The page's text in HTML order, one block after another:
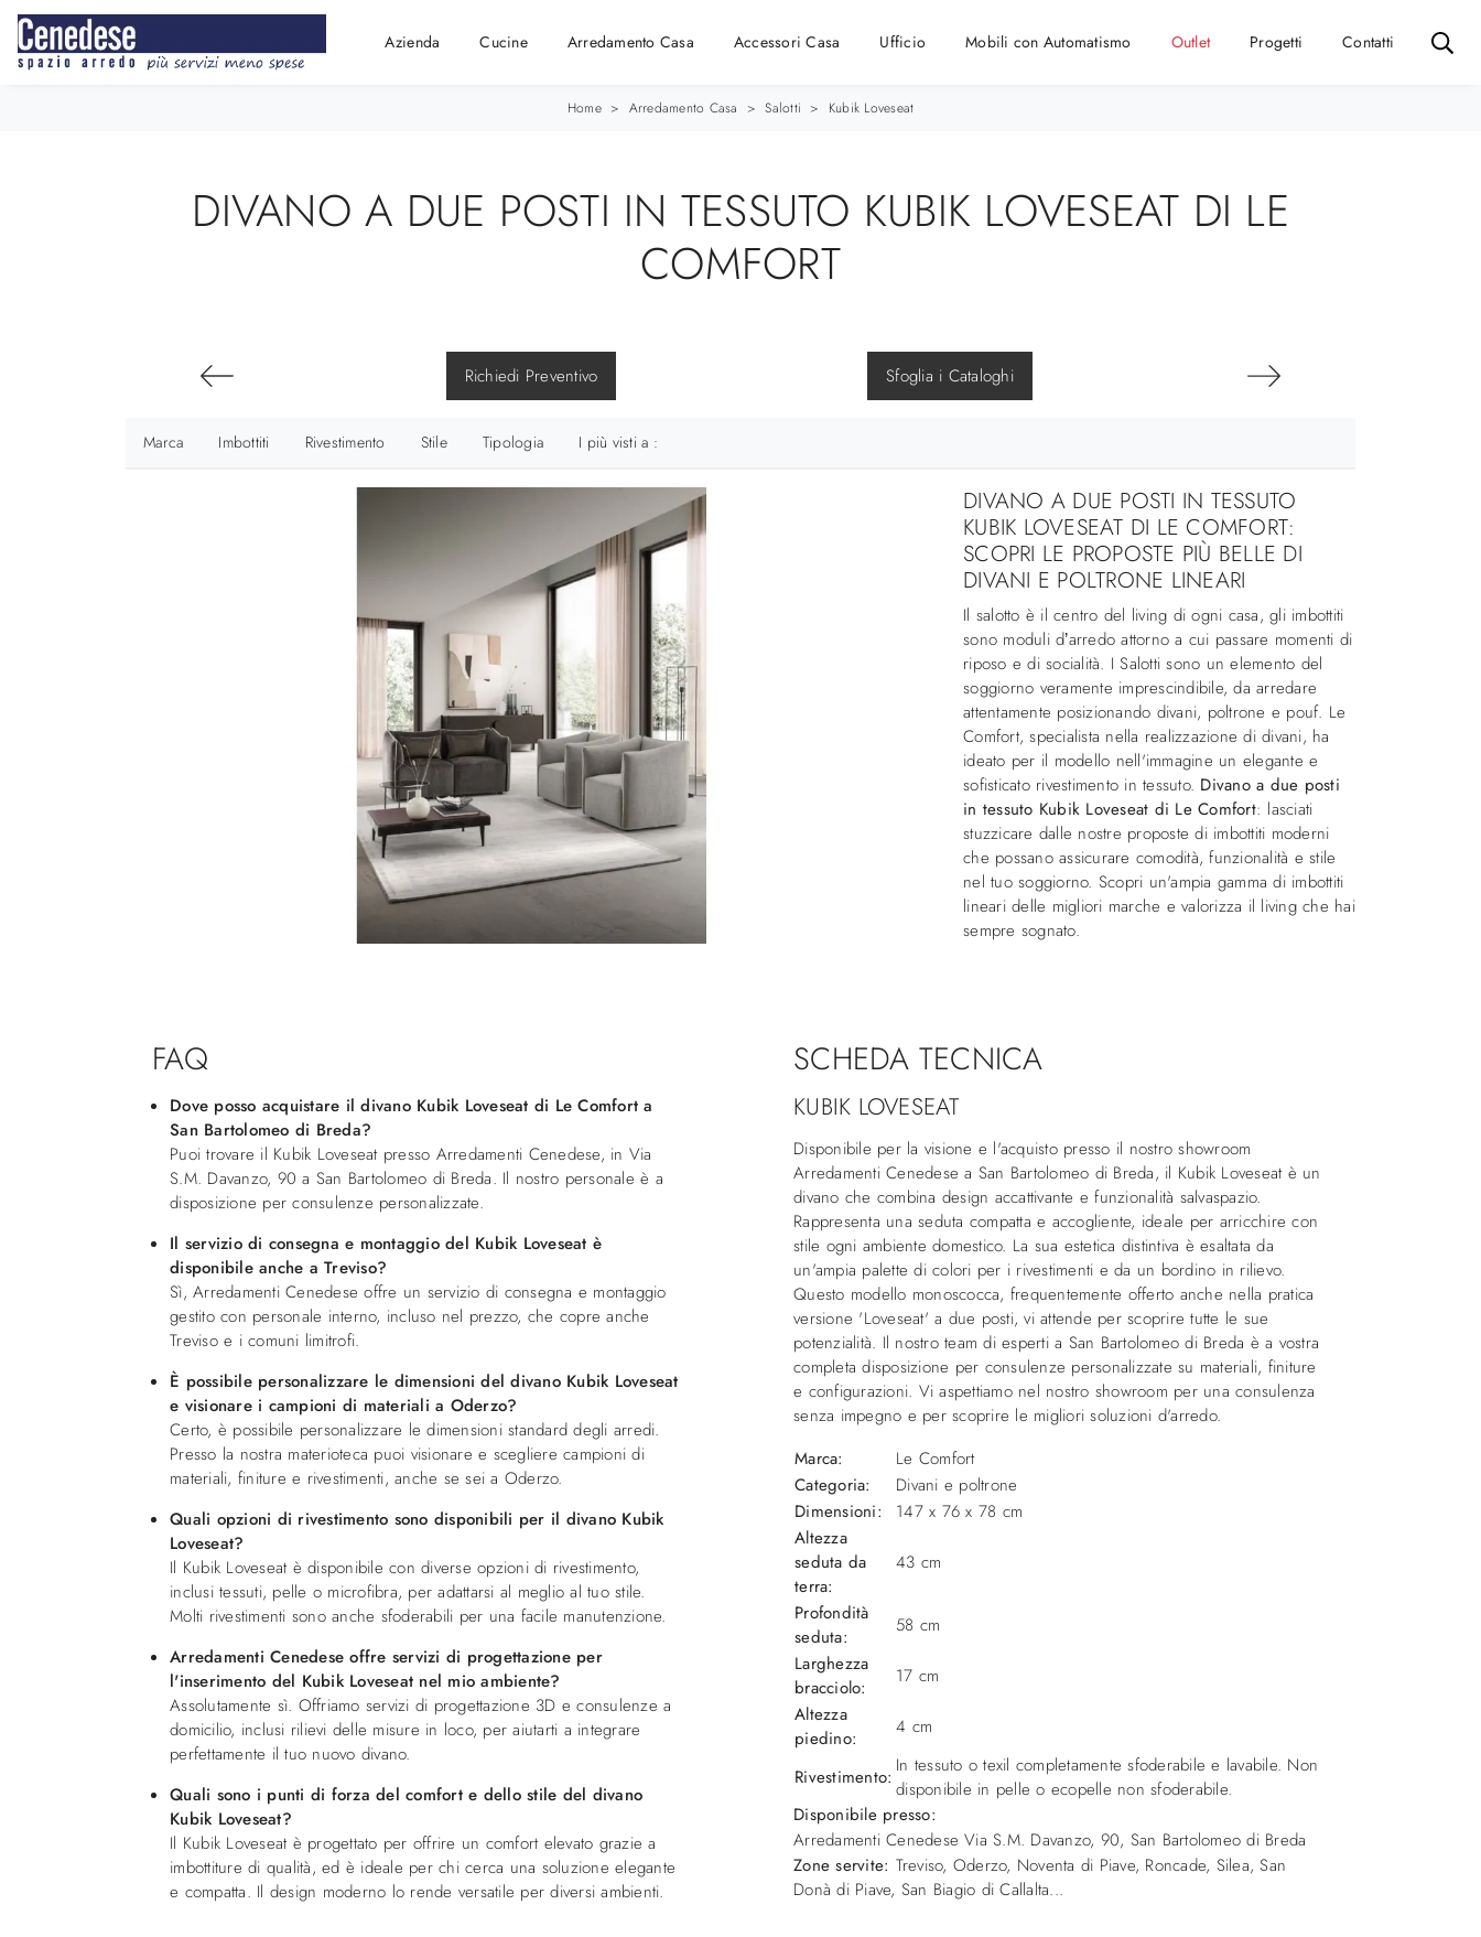
Azienda Cucine Arredamento Casa Accessori Casa Ufficio Mobili con Automatismo Outlet Progetti Contatti
Home > Arredamento Casa > Salotti > Kubik Loveseat
DIVANO A DUE POSTI IN TESSUTO KUBIK LOVESEAT DI LE
COMFORT
Richiedi Preventivo Sfoglia i Cataloghi
Marca Imbottiti Rivestimento Stile Tipologia I più visti a :
DIVANO A DUE POSTI IN TESSUTO
KUBIK LOVESEAT DI LE COMFORT:
SCOPRI LE PROPOSTE PIÙ BELLE DI
DIVANI E POLTRONE LINEARI
Il salotto è il centro del living di ogni casa, gli imbottiti
sono moduli d’arredo attorno a cui passare momenti di
riposo e di socialità. I Salotti sono un elemento del
soggiorno veramente imprescindibile, da arredare
attentamente posizionando divani, poltrone e pouf. Le
Comfort, specialista nella realizzazione di divani, ha
ideato per il modello nell'immagine un elegante e
sofisticato rivestimento in tessuto. Divano a due posti
in tessuto Kubik Loveseat di Le Comfort: lasciati
stuzzicare dalle nostre proposte di imbottiti moderni
che possano assicurare comodità, funzionalità e stile
nel tuo soggiorno. Scopri un'ampia gamma di imbottiti
lineari delle migliori marche e valorizza il living che hai
sempre sognato.
FAQ
Dove posso acquistare il divano Kubik Loveseat di Le Comfort a
San Bartolomeo di Breda?
Puoi trovare il Kubik Loveseat presso Arredamenti Cenedese, in Via
S.M. Davanzo, 90 a San Bartolomeo di Breda. Il nostro personale è a
disposizione per consulenze personalizzate.
Il servizio di consegna e montaggio del Kubik Loveseat è
disponibile anche a Treviso?
Sì, Arredamenti Cenedese offre un servizio di consegna e montaggio
gestito con personale interno, incluso nel prezzo, che copre anche
Treviso e i comuni limitrofi.
È possibile personalizzare le dimensioni del divano Kubik Loveseat
e visionare i campioni di materiali a Oderzo?
Certo, è possibile personalizzare le dimensioni standard degli arredi.
Presso la nostra materioteca puoi visionare e scegliere campioni di
materiali, finiture e rivestimenti, anche se sei a Oderzo.
Quali opzioni di rivestimento sono disponibili per il divano Kubik
Loveseat?
Il Kubik Loveseat è disponibile con diverse opzioni di rivestimento,
inclusi tessuti, pelle o microfibra, per adattarsi al meglio al tuo stile.
Molti rivestimenti sono anche sfoderabili per una facile manutenzione.
Arredamenti Cenedese offre servizi di progettazione per
l'inserimento del Kubik Loveseat nel mio ambiente?
Assolutamente sì. Offriamo servizi di progettazione 3D e consulenze a
domicilio, inclusi rilievi delle misure in loco, per aiutarti a integrare
perfettamente il tuo nuovo divano.
Quali sono i punti di forza del comfort e dello stile del divano
Kubik Loveseat?
Il Kubik Loveseat è progettato per offrire un comfort elevato grazie a
imbottiture di qualità, ed è ideale per chi cerca una soluzione elegante
e compatta. Il design moderno lo rende versatile per diversi ambienti.
SCHEDA TECNICA
KUBIK LOVESEAT
Disponibile per la visione e l'acquisto presso il nostro showroom
Arredamenti Cenedese a San Bartolomeo di Breda, il Kubik Loveseat è un
divano che combina design accattivante e funzionalità salvaspazio.
Rappresenta una seduta compatta e accogliente, ideale per arricchire con
stile ogni ambiente domestico. La sua estetica distintiva è esaltata da
un'ampia palette di colori per i rivestimenti e da un bordino in rilievo.
Questo modello monoscocca, frequentemente offerto anche nella pratica
versione 'Loveseat' a due posti, vi attende per scoprire tutte le sue
potenzialità. Il nostro team di esperti a San Bartolomeo di Breda è a vostra
completa disposizione per consulenze personalizzate su materiali, finiture
e configurazioni. Vi aspettiamo nel nostro showroom per una consulenza
senza impegno e per scoprire le migliori soluzioni d'arredo.
Marca:
Le Comfort
Categoria:
Divani e poltrone
Dimensioni:
147 x 76 x 78 cm
Altezza
seduta da
terra:
43 cm
Profondità
seduta:
58 cm
Larghezza
bracciolo:
17 cm
Altezza
piedino:
4 cm
Rivestimento: In tessuto o texil completamente sfoderabile e lavabile. Non
disponibile in pelle o ecopelle non sfoderabile.
Disponibile presso:
Arredamenti Cenedese Via S.M. Davanzo, 90, San Bartolomeo di Breda
Zone servite: Treviso, Oderzo, Noventa di Piave, Roncade, Silea, San
Donà di Piave, San Biagio di Callalta...